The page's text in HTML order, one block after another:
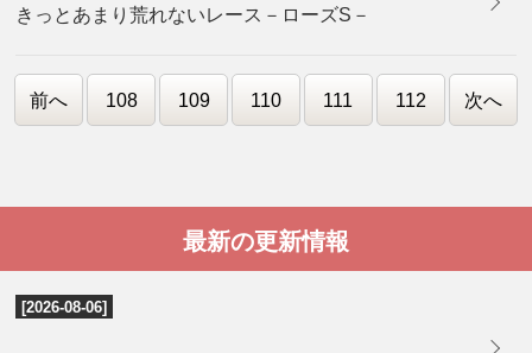
きっとあまり荒れないレース－ローズS－
前へ 108 109 110 111 112 次へ
最新の更新情報
[2026-08-06]